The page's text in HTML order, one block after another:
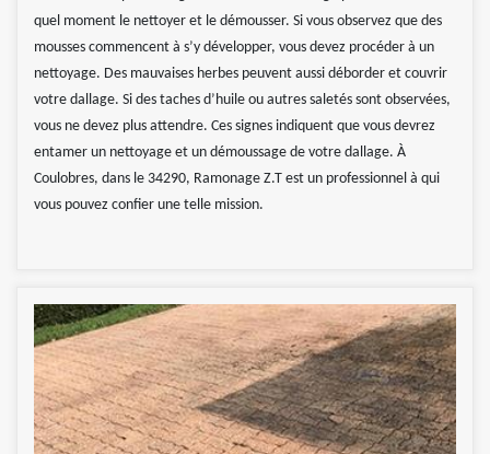
quel moment le nettoyer et le démousser. Si vous observez que des
mousses commencent à s’y développer, vous devez procéder à un
nettoyage. Des mauvaises herbes peuvent aussi déborder et couvrir
votre dallage. Si des taches d’huile ou autres saletés sont observées,
vous ne devez plus attendre. Ces signes indiquent que vous devrez
entamer un nettoyage et un démoussage de votre dallage. À
Coulobres, dans le 34290, Ramonage Z.T est un professionnel à qui
vous pouvez confier une telle mission.